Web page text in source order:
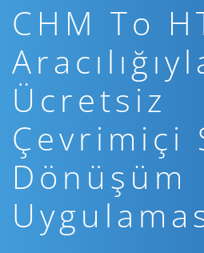
CHM To
Ücretsiz
Çevrimiçi
Dönüşüm